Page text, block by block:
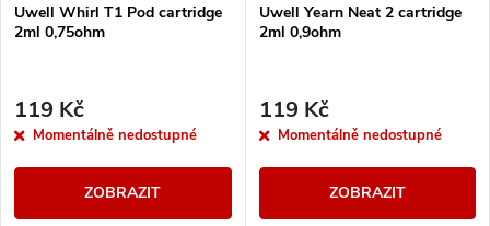
Uwell Whirl T1 Pod cartridge
2ml 0,75ohm
119 Kč
Momentálně nedostupné
ZOBRAZIT
Uwell Yearn Neat 2 cartridge
2ml 0,9ohm
119 Kč
Momentálně nedostupné
ZOBRAZIT